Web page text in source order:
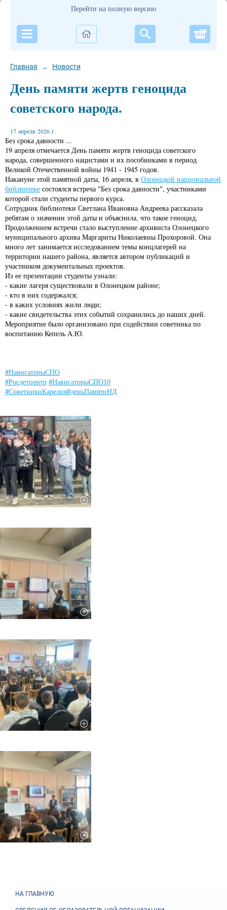
Перейти на полную версию
Главная → Новости
День памяти жертв геноцида
советского народа.
17 апреля 2026 г.
Без срока давности ...
19 апреля отмечается День памяти жертв геноцида советского
народа, совершенного нацистами и их пособниками в период
Великой Отечественной войны 1941 - 1945 годов.
Накануне этой памятной даты, 16 апреля, в Олонецкой национальной
библиотеке состоялся встреча "Без срока давности", участниками
которой стали студенты первого курса.
Сотрудник библиотеки Светлана Ивановна Андреева рассказала
ребятам о значении этой даты и объяснила, что такое геноцид.
Продолжением встречи стало выступление архивиста Олонецкого
муниципального архива Маргариты Николаевны Прохоровой. Она
много лет занимается исследованием темы концлагерей на
территории нашего района, является автором публикаций и
участником документальных проектов.
Из ее презентации студенты узнали:
- какие лагеря существовали в Олонецком районе;
- кто в них содержался;
- в каких условиях жили люди;
- какие свидетельства этих событий сохранились до наших дней.
Мероприятие было организовано при содействии советника по
воспитанию Кепель А.Ю.
#НавигаторыСПО
#Росдетцентр #НавигаторыСПО10
#СоветникиКарелия#деньПамятиНД
НА ГЛАВНУЮ